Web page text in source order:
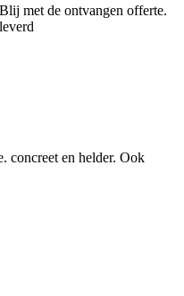
met de ontvangen offerte.
concreet en helder. Ook